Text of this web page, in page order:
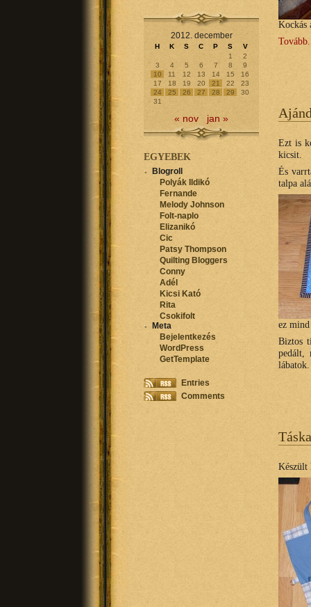
Kockás
Ezt is
kicsit.
És
talpa
ez
Biztos
pedált,
Készült
2012. december
H K S C P S
V
1
2
3
4 5 6 7 8
9
10
11 12 13 14 15
16
17
18 19 20 21 22
23
24
25 26 27 28 29
30
31
« nov jan »
EGYEBEK
Blogroll
Polyák Ildikó
Fernande
Melody Johnson
Folt-naplo
Elizanikó
Cic
Patsy Thompson
Quilting Bloggers
Conny
Adél
Kicsi Kató
Rita
Csokifolt
Meta
Bejelentkezés
WordPress
GetTemplate
Entries
Comments